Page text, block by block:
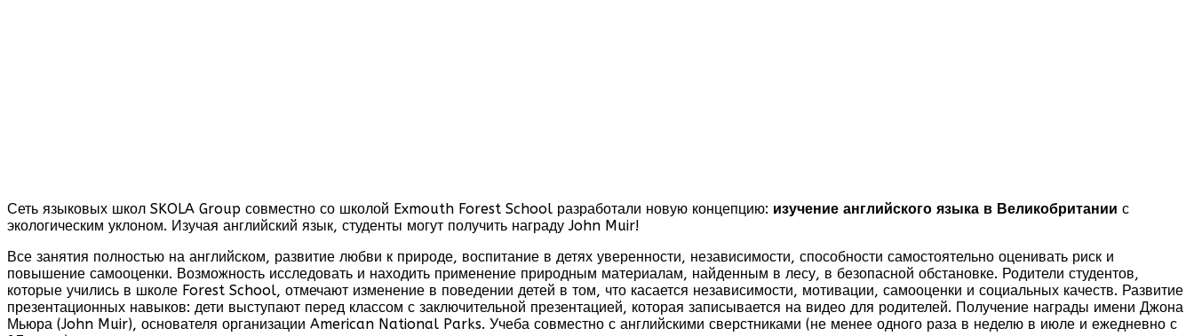
Сеть языковых школ SKOLA Group совместно со школой Exmouth Forest School разработали новую концепцию: изучение английского языка в Великобритании с
экологическим уклоном. Изучая английский язык, студенты могут получить награду John Muir!
Все занятия полностью на английском, развитие любви к природе, воспитание в детях уверенности, независимости, способности самостоятельно оценивать риск и
повышение самооценки. Возможность исследовать и находить применение природным материалам, найденным в лесу, в безопасной обстановке. Родители студентов,
которые учились в школе Forest School, отмечают изменение в поведении детей в том, что касается независимости, мотивации, самооценки и социальных качеств. Развитие
презентационных навыков: дети выступают перед классом с заключительной презентацией, которая записывается на видео для родителей. Получение награды имени Джона
Мьюра (John Muir), основателя организации American National Parks. Учеба совместно с английскими сверстниками (не менее одного раза в неделю в июле и ежедневно с